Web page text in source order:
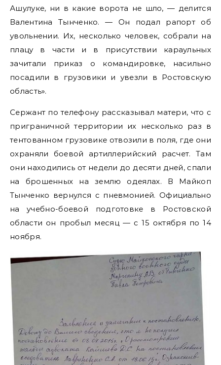
Ашулуке, ни в какие ворота не шло, — делится
Валентина Тынченко. — Он подал рапорт об
увольнении. Их, несколько человек, собрали на
плацу в части и в присутствии караульных
зачитали приказ о командировке, насильно
посадили в грузовики и увезли в Ростовскую
область».
Сержант по телефону рассказывал матери, что с
приграничной территории их несколько раз в
тентованном грузовике отвозили в поля, где они
охраняли боевой артиллерийский расчет. Там
они находились от недели до десяти дней, спали
на брошенных на землю одеялах. В Майкоп
Тынченко вернулся с пневмонией. Официально
на учебно-боевой подготовке в Ростовской
области он пробыл месяц — с 15 октября по 14
ноября.